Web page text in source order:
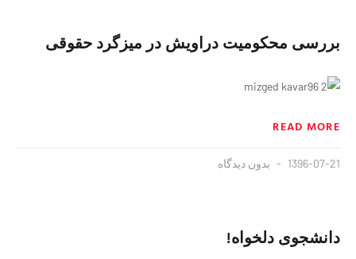
بررسی محکومیت دراویش در میزگرد حقوقی
READ MORE
1396-07-21 بدون دیدگاه
دانشجوی دلخواه!